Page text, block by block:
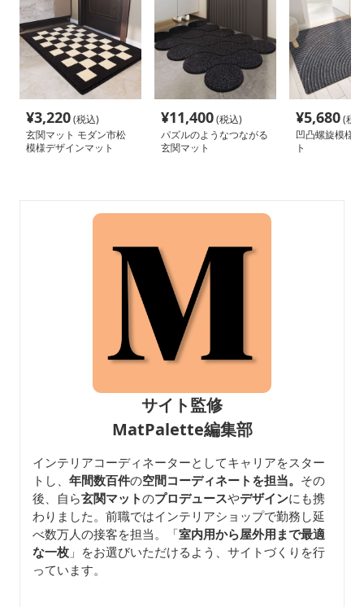
¥3,220(税込)
玄関マット モダン市松
模様デザインマット
¥11,400(税込)
パズルのようなつながる
玄関マット
¥5,680(税
凹凸螺旋模様
ト
サイト監修
MatPalette編集部
インテリアコーディネーターとしてキャリアをスター
トし、 年間数百件の空間コーディネートを担当。 その
後、自ら玄関マットのプロデュースやデザインにも携
わりました。前職ではインテリアショップで勤務し延
べ数万人の接客を担当。「室内用から屋外用まで最適
な一枚 」をお選びいただけるよう、サイトづくりを行
っています。